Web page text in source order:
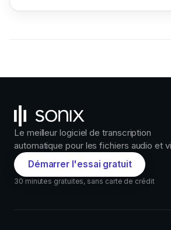
Le meilleur logiciel de transcription
automatique pour les fichiers audio et
Démarrer l'essai gratuit
30 minutes gratuites, sans carte de crédit